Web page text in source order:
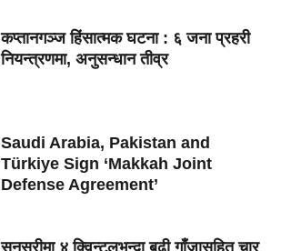
कप्तानगञ्ज हिंसात्मक घटना : ६ जना प्रहरी
नियन्त्रणमा, अनुसन्धान तीव्र
Saudi Arabia, Pakistan and
Türkiye Sign ‘Makkah Joint
Defense Agreement’
सुनसरीमा ४ क्विन्टलभन्दा बढी गाँजासहित चार